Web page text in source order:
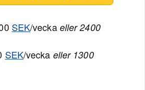
SEK/vecka eller 2400
SEK/vecka eller 1300